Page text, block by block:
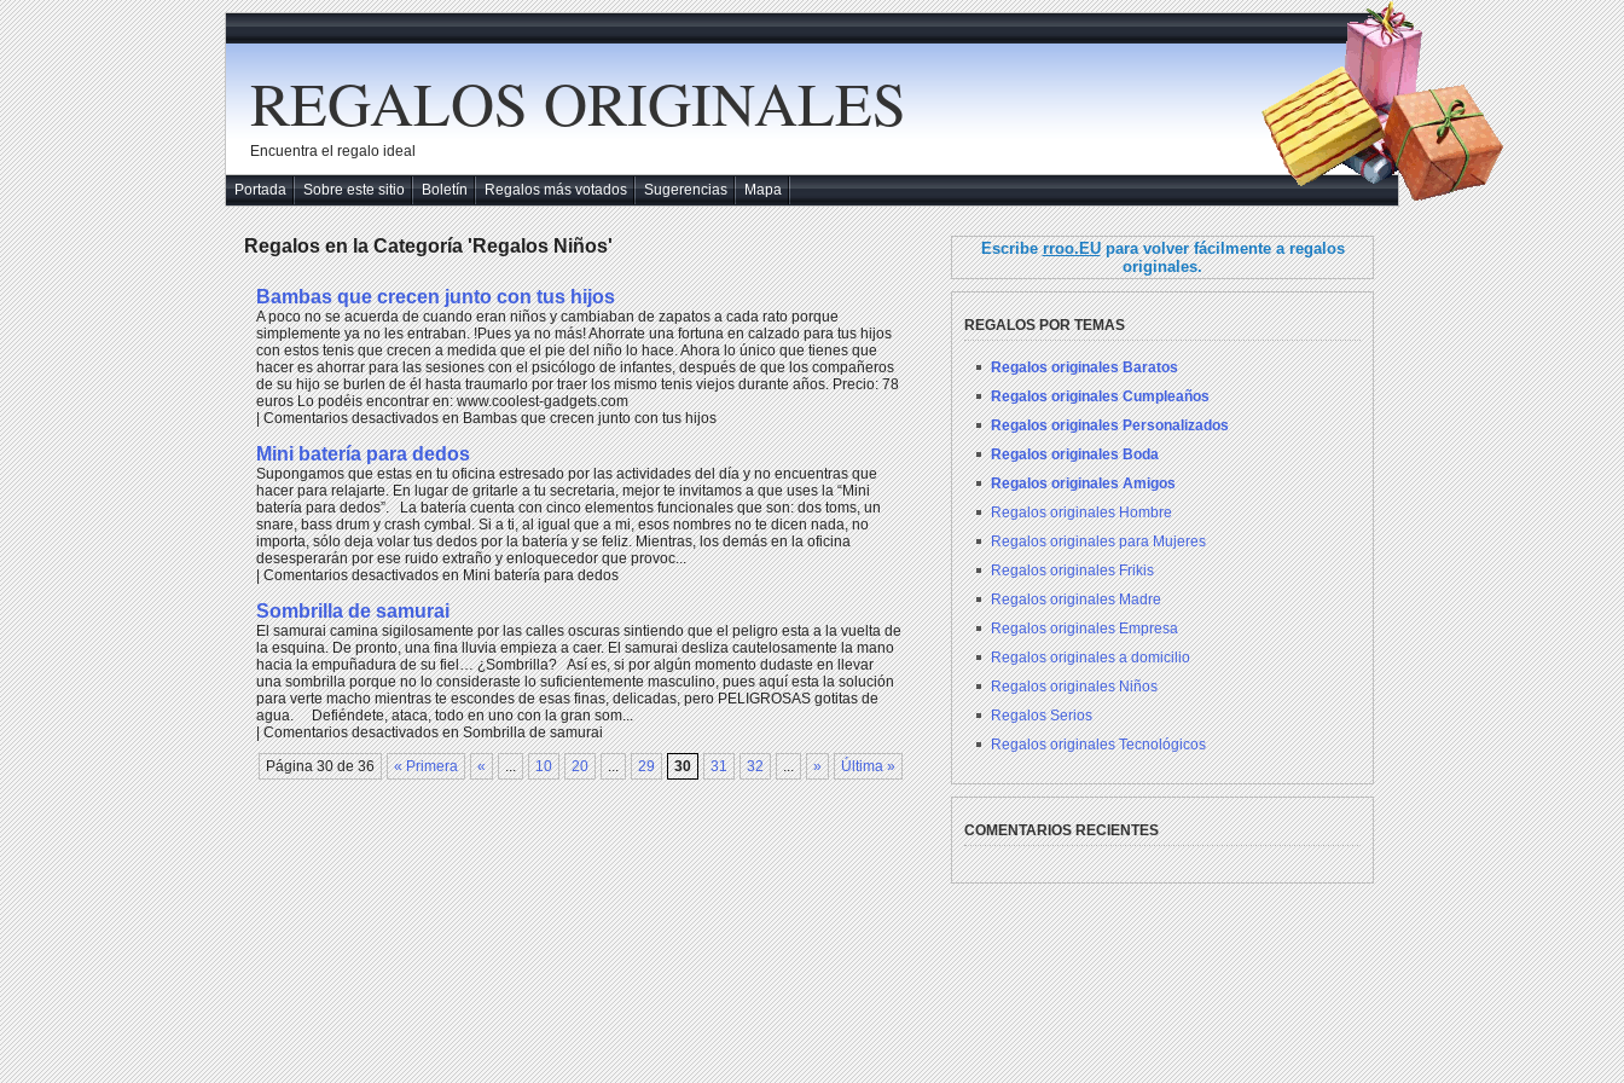
REGALOS ORIGINALES
Encuentra el regalo ideal
Portada Sobre este sitio Boletín Regalos más votados Sugerencias Mapa
Regalos en la Categoría 'Regalos Niños'
Bambas que crecen junto con tus hijos
A poco no se acuerda de cuando eran niños y cambiaban de zapatos a cada rato porque
simplemente ya no les entraban. !Pues ya no más! Ahorrate una fortuna en calzado para tus hijos
con estos tenis que crecen a medida que el pie del niño lo hace. Ahora lo único que tienes que
hacer es ahorrar para las sesiones con el psicólogo de infantes, después de que los compañeros
de su hijo se burlen de él hasta traumarlo por traer los mismo tenis viejos durante años. Precio: 78
euros Lo podéis encontrar en: www.coolest-gadgets.com
|Comentarios desactivadosen Bambas que crecen junto con tus hijos
Mini batería para dedos
Supongamos que estas en tu oficina estresado por las actividades del día y no encuentras que
hacer para relajarte. En lugar de gritarle a tu secretaria, mejor te invitamos a que uses la “Mini
batería para dedos”. La batería cuenta con cinco elementos funcionales que son: dos toms, un
snare, bass drum y crash cymbal. Si a ti, al igual que a mi, esos nombres no te dicen nada, no
importa, sólo deja volar tus dedos por la batería y se feliz. Mientras, los demás en la oficina
desesperarán por ese ruido extraño y enloquecedor que provoc...
|Comentarios desactivadosen Mini batería para dedos
Sombrilla de samurai
El samurai camina sigilosamente por las calles oscuras sintiendo que el peligro esta a la vuelta de
la esquina. De pronto, una fina lluvia empieza a caer. El samurai desliza cautelosamente la mano
hacia la empuñadura de su fiel… ¿Sombrilla? Así es, si por algún momento dudaste en llevar
una sombrilla porque no lo consideraste lo suficientemente masculino, pues aquí esta la solución
para verte macho mientras te escondes de esas finas, delicadas, pero PELIGROSAS gotitas de
agua. Defiéndete, ataca, todo en uno con la gran som...
|Comentarios desactivadosen Sombrilla de samurai
Página 30 de 36
« Primera « ... 10 20 ... 29 30 31 32 ... » Última »
Escriberroo.EUpara volver fácilmente a regalos
originales.
REGALOS POR TEMAS
Regalos originales Baratos
Regalos originales Cumpleaños
Regalos originales Personalizados
Regalos originales Boda
Regalos originales Amigos
Regalos originales Hombre
Regalos originales para Mujeres
Regalos originales Frikis
Regalos originales Madre
Regalos originales Empresa
Regalos originales a domicilio
Regalos originales Niños
Regalos Serios
Regalos originales Tecnológicos
COMENTARIOS RECIENTES